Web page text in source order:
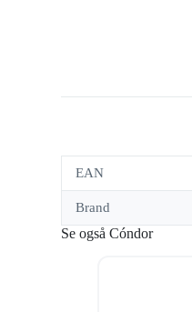
EAN
Brand
Se også Cóndor